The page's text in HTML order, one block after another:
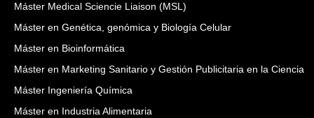
Máster Medical Sciencie Liaison (MSL)
Máster en Genética, genómica y Biología Celular
Máster en Bioinformática
Máster en Marketing Sanitario y Gestión Publicitaria en la Ciencia
Máster Ingeniería Química
Máster en Industria Alimentaria